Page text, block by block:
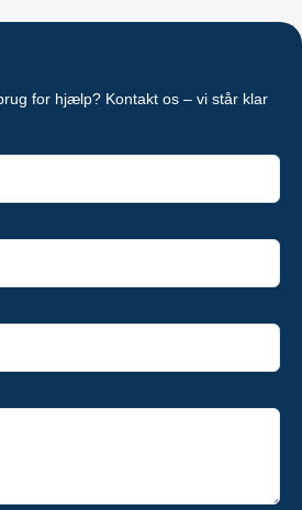
for hjælp? Kontakt os – vi står klar